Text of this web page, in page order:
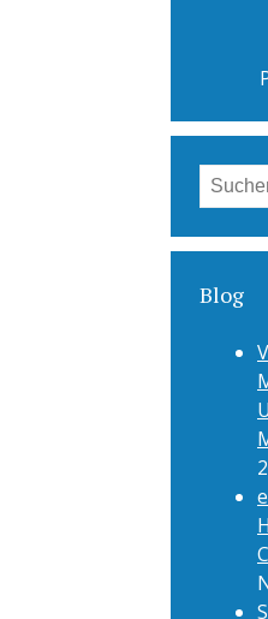
Suchen
nach:
Blog